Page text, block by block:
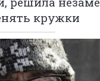
кружки